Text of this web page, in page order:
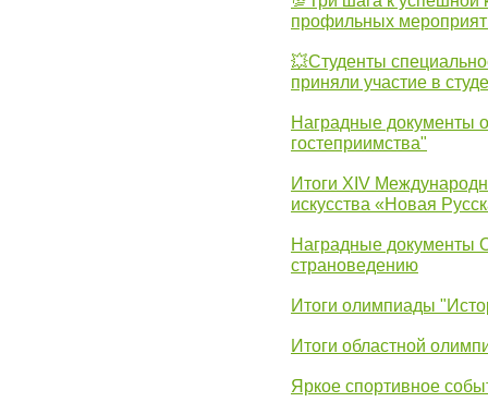
профильных
💥Студенты
приняли участие в
Наградные документы
гостеприимства"
Итоги XIV
искусства «Новая
Наградные документы
страноведению
Итоги олимпиады
Итоги областной
Яркое спортивное